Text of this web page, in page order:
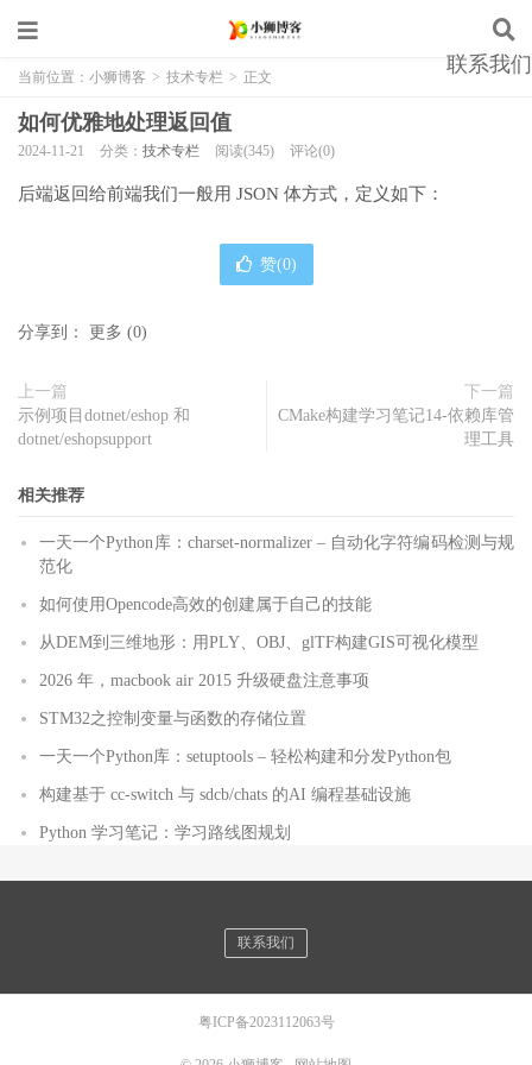
联系我们
当前位置： 小狮博客 > 技术专栏 > 正文
如何优雅地处理返回值
2024-11-21 分类： 技术专栏 阅读(345) 评论(0)
后端返回给前端我们一般用 JSON 体方式，定义如下：
赞(0)
分享到： 更多 (0)
上一篇
示例项目dotnet/eshop 和
dotnet/eshopsupport
下一篇
CMake构建学习笔记14-依赖库管
理工具
相关推荐
一天一个Python库：charset-normalizer – 自动化字符编码检测与规
范化
如何使用Opencode高效的创建属于自己的技能
从DEM到三维地形：用PLY、OBJ、glTF构建GIS可视化模型
2026 年，macbook air 2015 升级硬盘注意事项
STM32之控制变量与函数的存储位置
一天一个Python库：setuptools – 轻松构建和分发Python包
构建基于 cc-switch 与 sdcb/chats 的AI 编程基础设施
Python 学习笔记：学习路线图规划
联系我们
粤ICP备2023112063号